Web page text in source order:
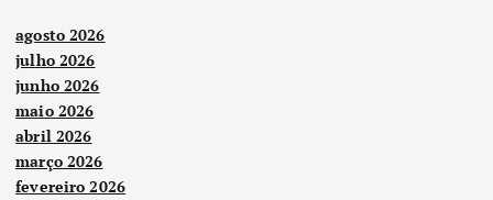
agosto 2026
julho 2026
junho 2026
maio 2026
abril 2026
março 2026
fevereiro 2026